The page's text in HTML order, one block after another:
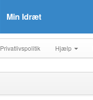
Min Idræt
Privatlivspolitik Hjælp